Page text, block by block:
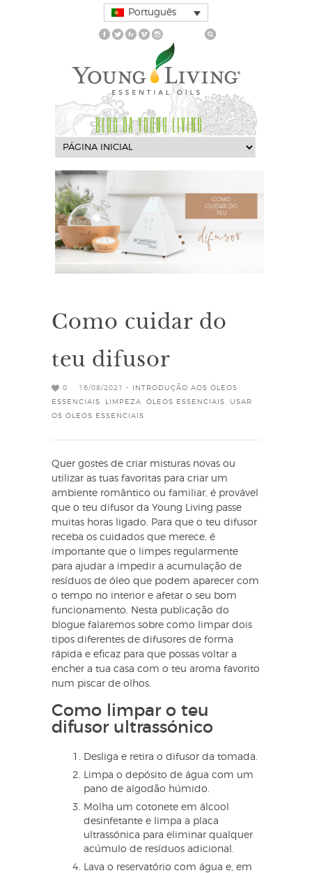
Português
BLOG DA YOUNG LIVING
Como cuidar do
teu difusor
0 16/08/2021 -
INTRODUÇÃO AOS ÓLEOS
ESSENCIAIS
LIMPEZA ÓLEOS ESSENCIAIS
USAR
OS ÓLEOS ESSENCIAIS
Quer gostes de criar misturas novas ou
utilizar as tuas favoritas para criar um
ambiente romântico ou familiar, é provável
que o teu difusor da Young Living passe
muitas horas ligado. Para que o teu difusor
receba os cuidados que merece, é
importante que o limpes regularmente
para ajudar a impedir a acumulação de
resíduos de óleo que podem aparecer com
o tempo no interior e afetar o seu bom
funcionamento. Nesta publicação do
blogue falaremos sobre como limpar dois
tipos diferentes de difusores de forma
rápida e eficaz para que possas voltar a
encher a tua casa com o teu aroma favorito
num piscar de olhos.
Como limpar o teu
difusor ultrassónico
Desliga e retira o difusor da tomada.
Limpa o depósito de água com um
pano de algodão húmido.
Molha um cotonete em álcool
desinfetante e limpa a placa
ultrassónica para eliminar qualquer
acúmulo de resíduos adicional.
Lava o reservatório com água e, em